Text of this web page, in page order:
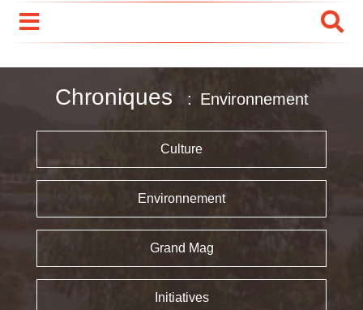
Chroniques Environnement
Culture
Environnement
Grand Mag
Initiatives